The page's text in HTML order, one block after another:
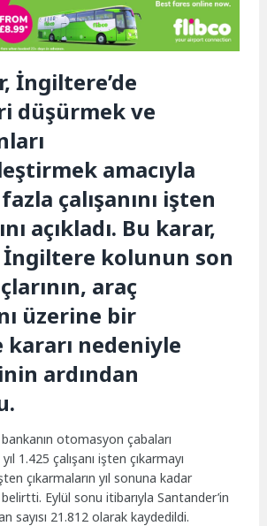
İngiltere’de
düşürmek ve
amacıyla
çalışanını işten
açıkladı. Bu karar,
İngiltere kolunun son
araç
üzerine bir
kararı nedeniyle
ardından
otomasyon çabaları
1.425 çalışanı işten çıkarmayı
çıkarmaların yıl sonuna kadar
Eylül sonu itibarıyla Santander’in
sayısı 21.812 olarak kaydedildi.